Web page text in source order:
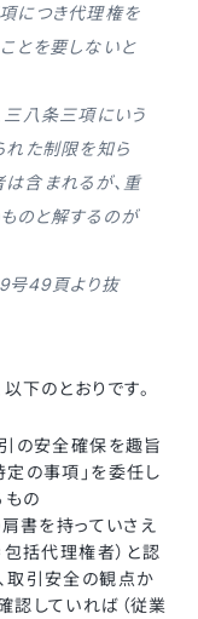
につき代理権を
とを要しないと
三八条三項にいう
れた制限を知ら
含まれるが、重
のと解するのが
号49頁より抜
下のとおりです。
の安全確保を趣旨
定の事項」を委任し
の
肩書を持っていさえ
括代理権者）と認
取引安全の観点か
認していれば（従業